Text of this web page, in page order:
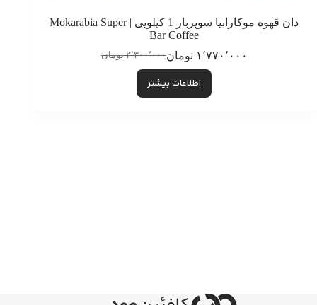
دان قهوه موکارابیا سوپربار 1 کیلویی | Mokarabia Super
Bar Coffee
۲٬۳۰۰٬۰۰۰ تومان
قیمت
بود.
۱٬۷۷۰٬۰۰۰ تومانقیمت
۱٬۷۷۰٬۰۰۰ تومان.
اطلاعات بیشتر